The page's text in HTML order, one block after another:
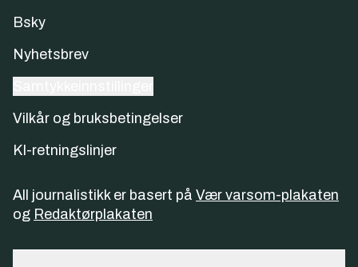
Bsky
Nyhetsbrev
Vilkår og bruksbetingelser
KI-retningslinjer
All journalistikk er basert på Vær varsom-plakaten
og Redaktørplakaten